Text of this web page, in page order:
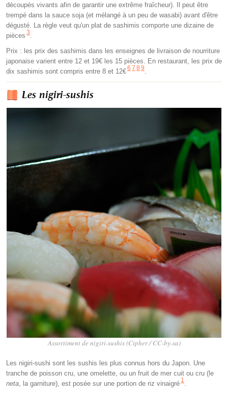
découpés vivants afin de garantir une extrême fraîcheur). Il peut être
trempé dans la sauce soja (et mélangé à un peu de wasabi) avant d'être
dégusté. La règle veut qu'un plat de sashimis comporte une dizaine de
pièces 3
Prix : les prix des sashimis dans les enseignes de livraison de nourriture
japonaise varient entre 12 et 19€ les 15 pièces. En restaurant, les prix de
dix sashimis sont compris entre 8 et 12€6 7 8 9
Les nigiri-sushis
Assortiment de nigiri-sushis (Cipher / CC-by-sa)
Les nigiri-sushi sont les sushis les plus connus hors du Japon. Une
tranche de poisson cru, une omelette, ou un fruit de mer cuit ou cru (le
neta , la garniture), est posée sur une portion de riz vinaigré 1